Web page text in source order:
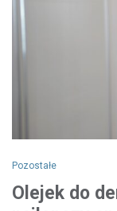
Pozostałe
Olejek do